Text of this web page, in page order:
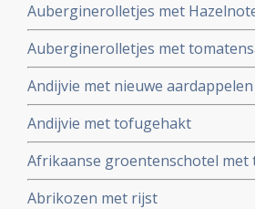
Auberginerolletjes met
Auberginerolletjes met
Andijvie met nieuwe aardappelen
Andijvie met tofugehakt
Afrikaanse groentenschotel met
Abrikozen met rijst